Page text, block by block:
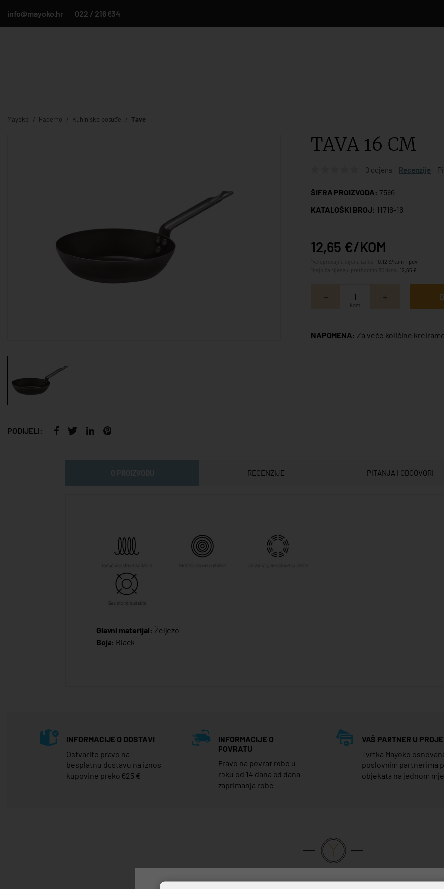
info@mayoko.hr 022 / 216 634
Mayoko Paderno Kuhinjsko posuđe Tave
PODIJELI:
TAVA 16 CM
0 ocjena Recenzije
ŠIFRA PROIZVODA: 7596
KATALOŠKI BROJ: 11716-16
12,65 €/KOM
10,12 €/kom + pdv
12,65 €
kom
NAPOMENA: Za veće količine
RECENZIJE PITANJA I ODGOVORI
Glavni materijal: Željezo
Boja: Black
INFORMACIJE O DOSTAVI
Ostvarite pravo na
besplatnu dostavu na iznos
kupovine preko 625 €
INFORMACIJE O
POVRATU
Pravo na povrat robe u
roku od 14 dana od dana
zaprimanja robe
VAŠ PARTNER U
Tvrtka Mayoko
poslovnim partnerima
objekata na jednom
VRHUNSKA KVALITETA PROIZVODA